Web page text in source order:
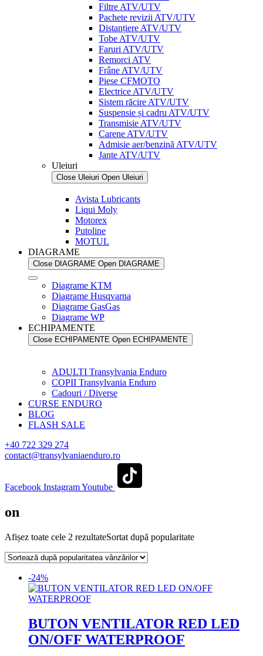
Filtre ATV/UTV
Pachete revizii ATV/UTV
Distanțiere ATV/UTV
Tobe ATV/UTV
Faruri ATV/UTV
Remorci ATV
Frâne ATV/UTV
Piese CFMOTO
Electrice ATV/UTV
Sistem răcire ATV/UTV
Suspensie și cadru ATV/UTV
Transmisie ATV/UTV
Carene ATV/UTV
Admisie aer/benzină ATV/UTV
Jante ATV/UTV
Uleiuri
Close Uleiuri Open Uleiuri
Avista Lubricants
Liqui Moly
Motorex
Putoline
MOTUL
DIAGRAME
Close DIAGRAME Open DIAGRAME
Diagrame KTM
Diagrame Husqvarna
Diagrame GasGas
Diagrame WP
ECHIPAMENTE
Close ECHIPAMENTE Open ECHIPAMENTE
ADULTI Transylvania Enduro
COPII Transylvania Enduro
Cadouri / Diverse
CURSE ENDURO
BLOG
FLASH SALE
+40 722 329 274
contact@transylvaniaenduro.ro
Facebook InstagramYoutube
on
Afișez toate cele 2 rezultateSortat după popularitate
-24%
BUTON VENTILATOR RED LED
ON/OFF WATERPROOF